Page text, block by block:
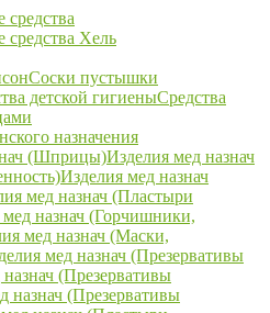
средства
средства Хель
Соски пустышки
детской гигиеныСредства
назначения
(Шприцы)Изделия мед назнач
Изделия мед назнач
мед назнач (Пластыри
назнач (Горчишники,
мед назнач (Маски,
мед назнач (Презервативы
(Презервативы
назнач (Презервативы